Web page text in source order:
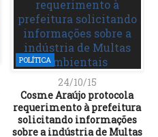
POLÍTICA
24/10/15
Cosme Araújo protocola
requerimento à prefeitura
solicitando informações
sobre a indústria de Multas